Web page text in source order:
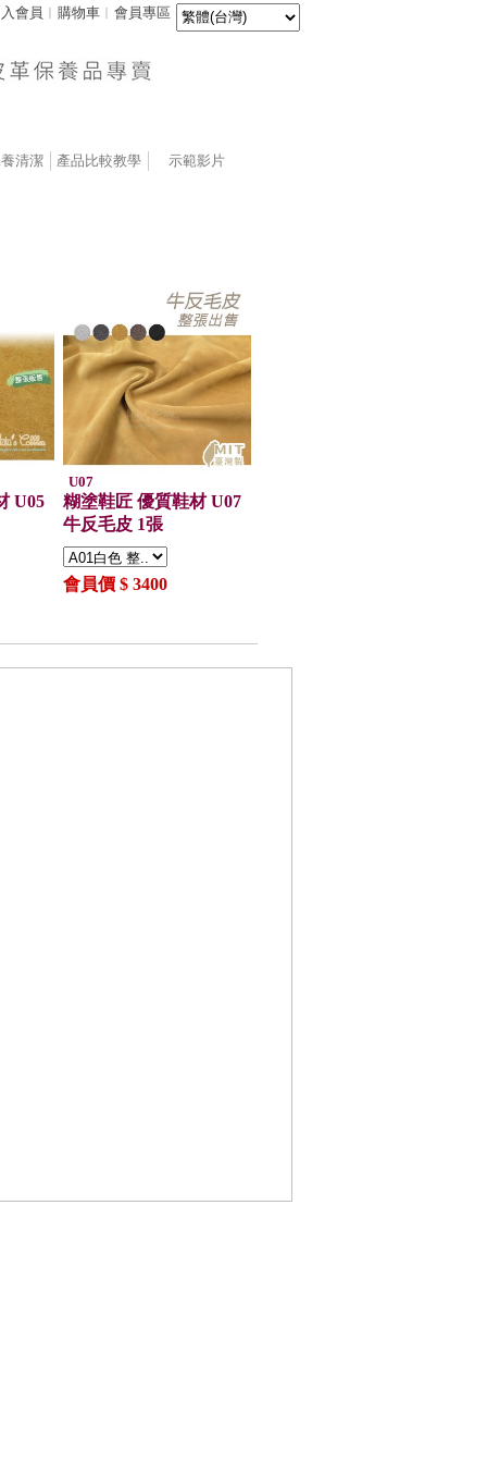
會員 ︱ 購物車 ︱ 會員專區
清潔 產品比較教學 示範影片
U05
U07
糊塗鞋匠 優質鞋材 U07
牛反毛皮 1張
會員價 $ 3400